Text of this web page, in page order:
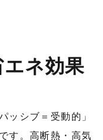
ネ効果
ッシブ＝受動的」
す。高断熱・高気